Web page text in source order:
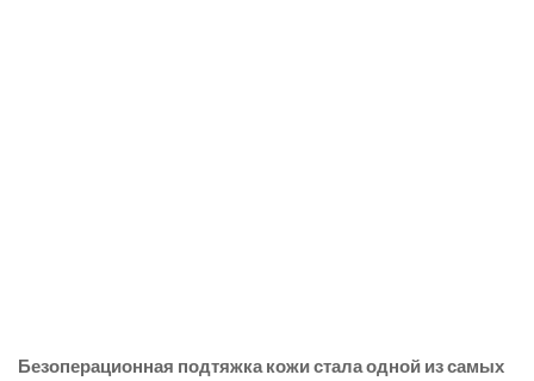
Безоперационная подтяжка кожи стала одной из самых